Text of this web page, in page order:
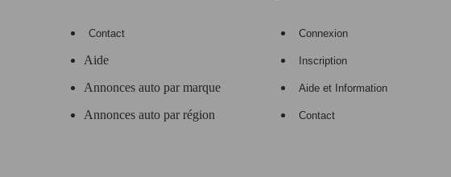
Contact
Aide
Annonces auto par marque
Annonces auto par région
Connexion
Inscription
Aide et Information
Contact